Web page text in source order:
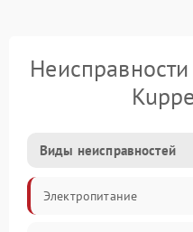
Виды неисправностей
Электропитание